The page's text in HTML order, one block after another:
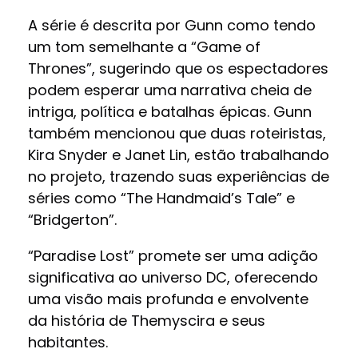
A série é descrita por Gunn como tendo
um tom semelhante a “Game of
Thrones”, sugerindo que os espectadores
podem esperar uma narrativa cheia de
intriga, política e batalhas épicas. Gunn
também mencionou que duas roteiristas,
Kira Snyder e Janet Lin, estão trabalhando
no projeto, trazendo suas experiências de
séries como “The Handmaid’s Tale” e
“Bridgerton”.
“Paradise Lost” promete ser uma adição
significativa ao universo DC, oferecendo
uma visão mais profunda e envolvente
da história de Themyscira e seus
habitantes.